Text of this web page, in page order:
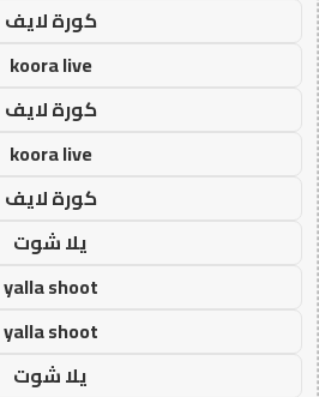
كورة لايف
koora live
كورة لايف
koora live
كورة لايف
يلا شوت
yalla shoot
yalla shoot
يلا شوت